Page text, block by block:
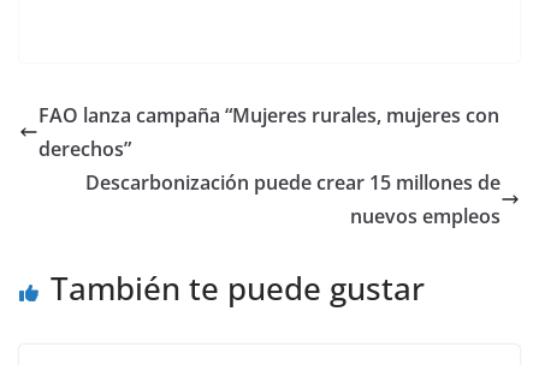
fuera de las aulas
durante el segundo
trimestre de 2020,
según un…
FAO lanza campaña “Mujeres rurales, mujeres con
derechos”
Descarbonización puede crear 15 millones de
nuevos empleos
También te puede gustar